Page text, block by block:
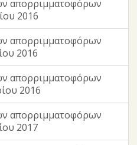
απορριμματοφόρων
2016
απορριμματοφόρων
2016
απορριμματοφόρων
2016
απορριμματοφόρων
2017